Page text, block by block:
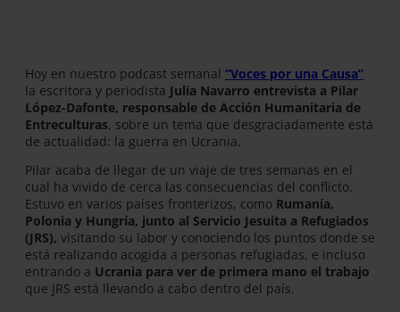
Hoy en nuestro podcast semanal “Voces por una Causa”
la escritora y periodista Julia Navarro entrevista a Pilar
López-Dafonte, responsable de Acción Humanitaria de
Entreculturas, sobre un tema que desgraciadamente está
de actualidad: la guerra en Ucrania.
Pilar acaba de llegar de un viaje de tres semanas en el
cual ha vivido de cerca las consecuencias del conflicto.
Estuvo en varios países fronterizos, como Rumanía,
Polonia y Hungría, junto al Servicio Jesuita a Refugiados
(JRS), visitando su labor y conociendo los puntos donde se
está realizando acogida a personas refugiadas, e incluso
entrando a Ucrania para ver de primera mano el trabajo
que JRS está llevando a cabo dentro del país.